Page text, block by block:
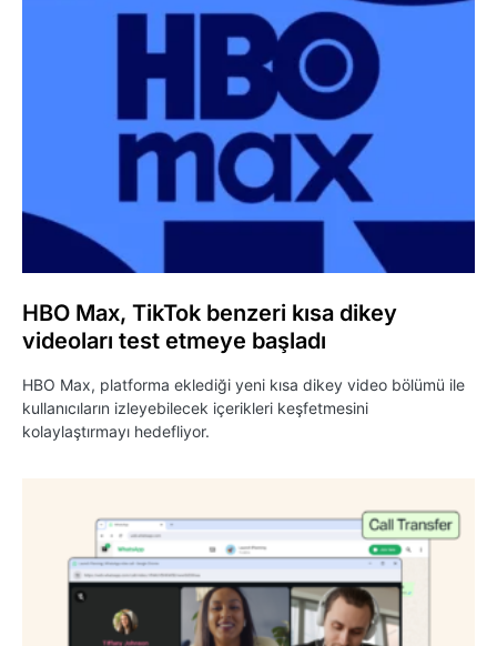
HBO Max, TikTok benzeri kısa dikey
videoları test etmeye başladı
HBO Max, platforma eklediği yeni kısa dikey video bölümü ile
kullanıcıların izleyebilecek içerikleri keşfetmesini
kolaylaştırmayı hedefliyor.